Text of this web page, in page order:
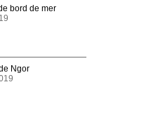
bord de mer
Ngor